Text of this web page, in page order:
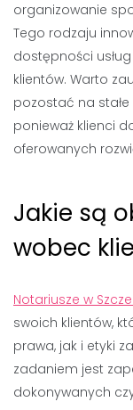
organizowanie
Tego rodzaju
dostępności
klientów. Warto
pozostać na
ponieważ klienci
oferowanych
Jakie są
wobec
Notariusze w
swoich klientów,
prawa, jak i etyki
zadaniem jest
dokonywanych